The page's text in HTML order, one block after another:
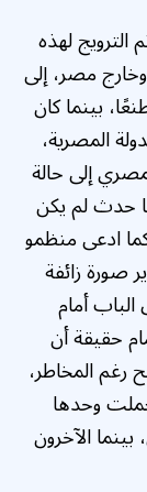
لهذه
مصر، إلى
بينما كان
المصرية،
إلى حالة
حدث لم يكن
ادعى منظمو
صورة زائفة
أمام
حقيقة أن
المخاطر،
وحدها
الآخرون